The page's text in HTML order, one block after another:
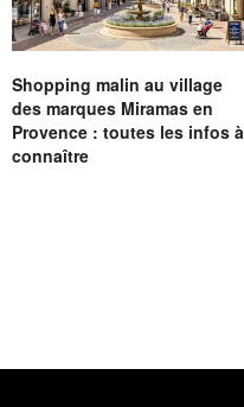
Shopping malin au village
des marques Miramas en
Provence : toutes les infos à
connaître